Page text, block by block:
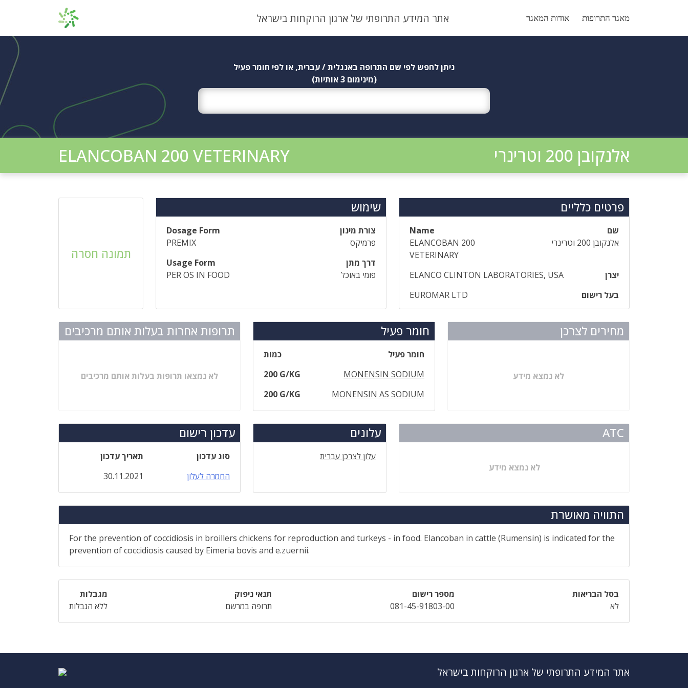
מאגר התרופות אודות המאגר אתר המידע התרופתי של ארגון הרוקחות בישראל
ניתן לחפש לפי שם התרופה באנגלית / עברית, או לפי חומר פעיל
(מינימום 3 אותיות)
אלנקובן 200 וטרינרי ELANCOBAN 200 VETERINARY
פרטים כלליים
שם
Name
אלנקובן 200 וטרינרי
ELANCOBAN 200
VETERINARY
יצרן
ELANCO CLINTON LABORATORIES, USA
בעל רישום
EUROMAR LTD
שימוש
צורת מינון
Dosage Form
פרמיקס
PREMIX
דרך מתן
Usage Form
פומי באוכל
PER OS IN FOOD
תמונה חסרה
מחירים לצרכן
לא נמצא מידע
חומר פעיל
חומר פעיל
כמות
MONENSIN SODIUM
200 G/KG
MONENSIN AS SODIUM
200 G/KG
תרופות אחרות בעלות אותם מרכיבים
לא נמצאו תרופות בעלות אותם מרכיבים
ATC
לא נמצא מידע
עלונים
עלון לצרכן עברית
עדכון רישום
סוג עדכון
תאריך עדכון
החמרה לעלון
30.11.2021
התוויה מאושרת
For the prevention of coccidiosis in broillers chickens for reproduction and turkeys - in food. Elancoban in cattle (Rumensin) is indicated for the
prevention of coccidiosis caused by Eimeria bovis and e.zuernii.
בסל הבריאות
לא
מספר רישום
081-45-91803-00
תנאי ניפוק
תרופה במרשם
מגבלות
ללא הגבלות
אתר המידע התרופתי של ארגון הרוקחות בישראל